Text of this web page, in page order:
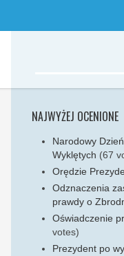
NAJWYŻEJ OCENIONE
Narodowy
Wyklętych (67
Orędzie
Odznaczenia
prawdy o
Oświadczenie
votes)
Prezydent po